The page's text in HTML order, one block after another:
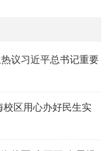
议习近平总书记重要
校区用心办好民生实